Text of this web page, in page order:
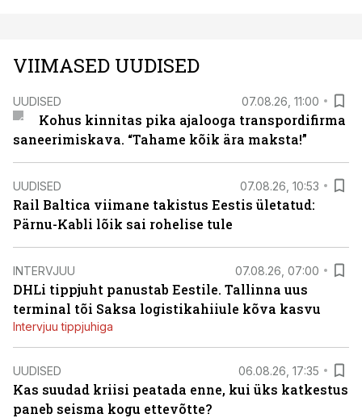
VIIMASED UUDISED
UUDISED 07.08.26, 11:00
Kohus kinnitas pika ajalooga transpordifirma
saneerimiskava. “Tahame kõik ära maksta!”
UUDISED 07.08.26, 10:53
Rail Baltica viimane takistus Eestis ületatud:
Pärnu-Kabli lõik sai rohelise tule
INTERVJUU 07.08.26, 07:00
DHLi tippjuht panustab Eestile. Tallinna uus
terminal tõi Saksa logistikahiiule kõva kasvu
Intervjuu tippjuhiga
UUDISED 06.08.26, 17:35
Kas suudad kriisi peatada enne, kui üks katkestus
paneb seisma kogu ettevõtte?